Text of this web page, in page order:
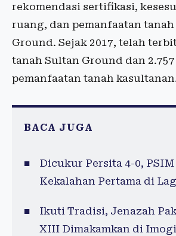
rekomendasi sertifikasi,
ruang, dan pemanfaatan
Ground. Sejak 2017, telah
tanah Sultan Ground dan
pemanfaatan tanah
BACA JUGA
Dicukur Persita 4-0,
Kekalahan Pertama di
Ikuti Tradisi, Jenazah
XIII Dimakamkan di